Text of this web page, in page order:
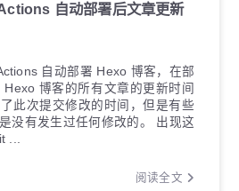
自动部署后文章更新
自动部署 Hexo 博客，在部
博客的所有文章的更新时间
此次提交修改的时间，但是有些
没有发生过任何修改的。 出现这
...
阅读全文